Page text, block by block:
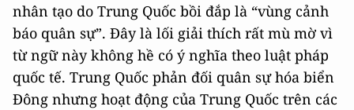
nhân tạo do Trung Quốc bồi đắp là “vùng cảnh
báo quân sự”. Đây là lối giải thích rất mù mờ vì
từ ngữ này không hề có ý nghĩa theo luật pháp
quốc tế. Trung Quốc phản đối quân sự hóa biển
Đông nhưng hoạt động của Trung Quốc trên các